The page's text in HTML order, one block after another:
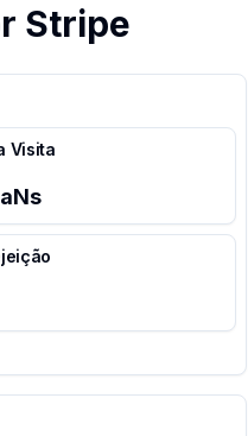
Stripe
Visita
s